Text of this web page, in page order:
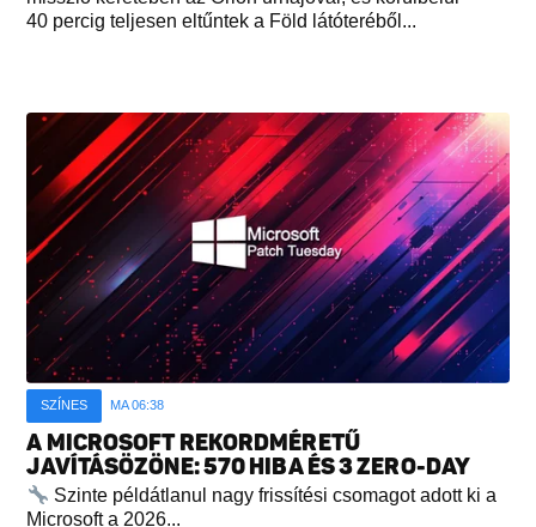
40 percig teljesen eltűntek a Föld látóteréből...
SZÍNES MA 06:38
A MICROSOFT REKORDMÉRETŰ
JAVÍTÁSÖZÖNE: 570 HIBA ÉS 3 ZERO-DAY
Szinte példátlanul nagy frissítési csomagot adott ki a
Microsoft a 2026...